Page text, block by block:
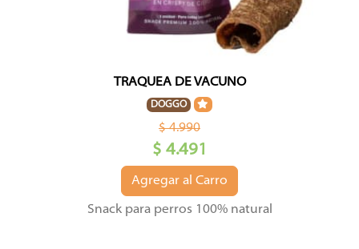
TRAQUEA DE VACUNO
DOGGO
$ 4.990
$ 4.491
Agregar al Carro
Snack para perros 100% natural